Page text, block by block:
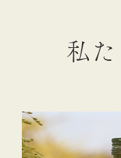
私 た